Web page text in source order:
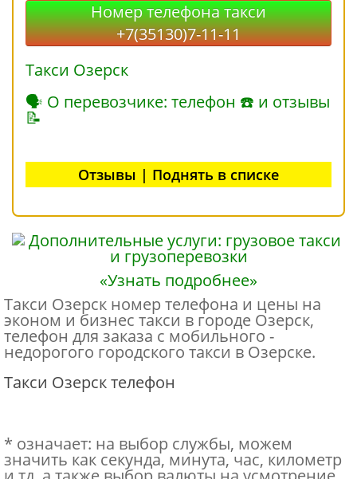
Номер телефона такси
+7(35130)7-11-11
Такси Озерск
🗣 О перевозчике: телефон ☎ и отзывы
📝
Отзывы | Поднять в списке
«Узнать подробнее»
Такси Озерск номер телефона и цены на
эконом и бизнес такси в городе Озерск,
телефон для заказа с мобильного -
недорогого городского такси в Озерске.
Такси Озерск телефон
* означает: на выбор службы, можем
значить как секунда, минута, час, километр